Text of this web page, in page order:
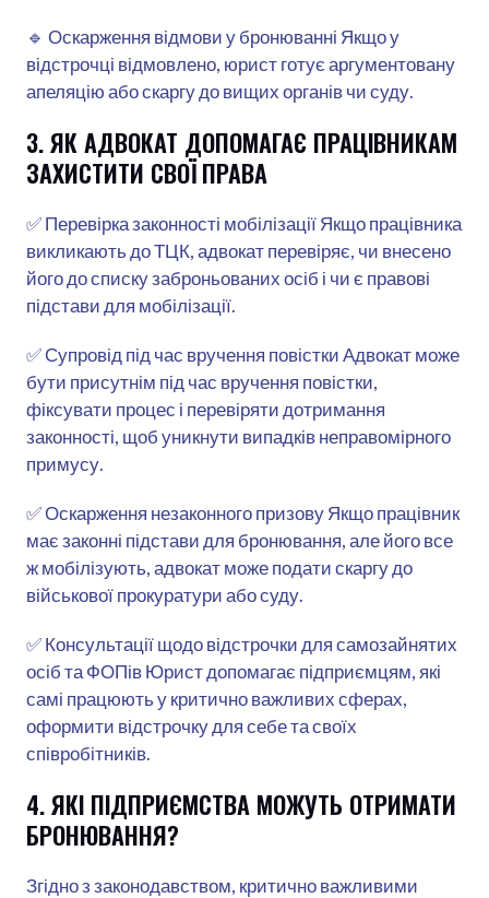
🔹 Оскарження відмови у бронюванні Якщо у
відстрочці відмовлено, юрист готує аргументовану
апеляцію або скаргу до вищих органів чи суду.
3. ЯК АДВОКАТ ДОПОМАГАЄ ПРАЦІВНИКАМ
ЗАХИСТИТИ СВОЇ ПРАВА
✅ Перевірка законності мобілізації Якщо працівника
викликають до ТЦК, адвокат перевіряє, чи внесено
його до списку заброньованих осіб і чи є правові
підстави для мобілізації.
✅ Супровід під час вручення повістки Адвокат може
бути присутнім під час вручення повістки,
фіксувати процес і перевіряти дотримання
законності, щоб уникнути випадків неправомірного
примусу.
✅ Оскарження незаконного призову Якщо працівник
має законні підстави для бронювання, але його все
ж мобілізують, адвокат може подати скаргу до
військової прокуратури або суду.
✅ Консультації щодо відстрочки для самозайнятих
осіб та ФОПів Юрист допомагає підприємцям, які
самі працюють у критично важливих сферах,
оформити відстрочку для себе та своїх
співробітників.
4. ЯКІ ПІДПРИЄМСТВА МОЖУТЬ ОТРИМАТИ
БРОНЮВАННЯ?
Згідно з законодавством, критично важливими